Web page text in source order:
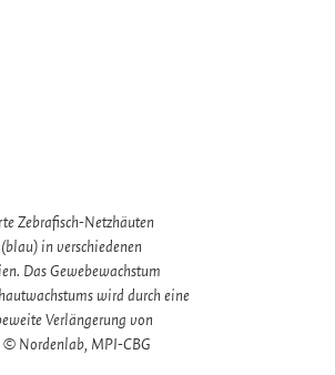
Zebrafisch-Netzhäuten
in verschiedenen
Das Gewebewachstum
wird durch eine
Verlängerung von
© Nordenlab, MPI-CBG